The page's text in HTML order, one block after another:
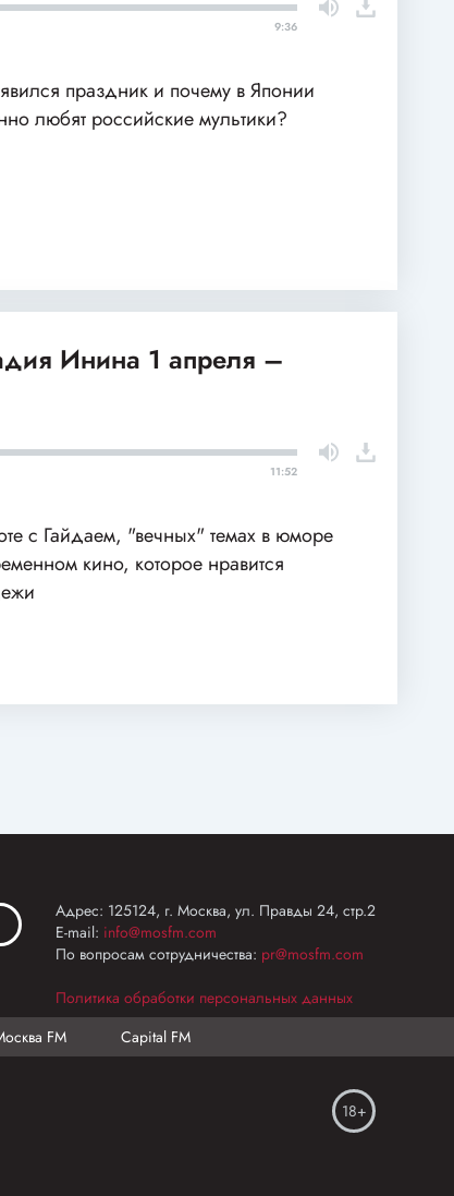
9:36
праздник и почему в Японии
любят российские мультики?
Инина 1 апреля –
11:52
с Гайдаем, "вечных" темах в юморе
кино, которое нравится
Адрес: 125124, г. Москва, ул. Правды 24, стр.2
E-mail: info@mosfm.com
По вопросам сотрудничества: pr@mosfm.com
Политика обработки персональных данных
FM Capital FM
18+